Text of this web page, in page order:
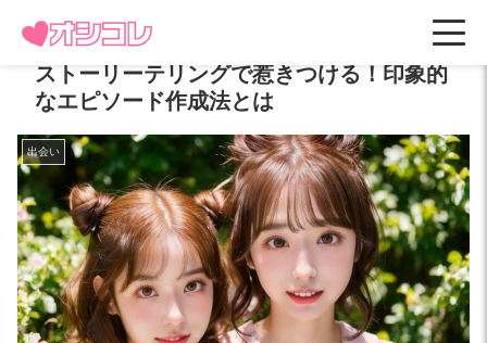
ストーリーテリングで惹きつける！印象的
なエピソード作成法とは
出会い